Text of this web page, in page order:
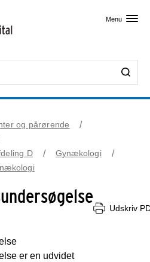
Menu
og pårørende
D
Gynækologi
Udskriv
er en udvidet